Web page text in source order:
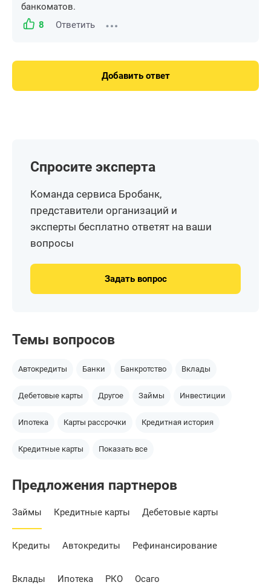
банкоматов.
8
Ответить
Добавить ответ
Спросите эксперта
Команда сервиса Бробанк,
представители организаций и
эксперты бесплатно ответят на ваши
вопросы
Задать вопрос
Темы вопросов
Автокредиты Банки Банкротство Вклады
Дебетовые карты Другое Займы Инвестиции
Ипотека Карты рассрочки Кредитная история
Кредитные карты Показать все
Предложения партнеров
Займы Кредитные карты Дебетовые карты
Кредиты Автокредиты Рефинансирование
Вклады Ипотека РКО Осаго